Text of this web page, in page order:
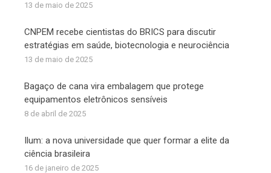
13 de maio de 2025
CNPEM recebe cientistas do BRICS para discutir
estratégias em saúde, biotecnologia e neurociência
13 de maio de 2025
Bagaço de cana vira embalagem que protege
equipamentos eletrônicos sensíveis
8 de abril de 2025
Ilum: a nova universidade que quer formar a elite da
ciência brasileira
16 de janeiro de 2025